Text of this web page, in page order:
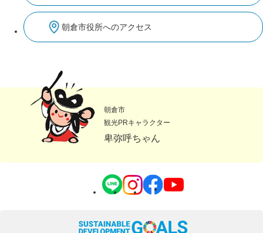
朝倉市役所へのアクセス
朝倉市
観光PRキャラクター
卑弥呼ちゃん